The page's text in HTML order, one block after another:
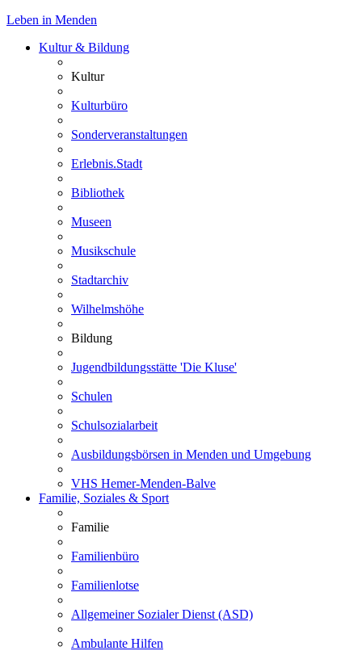
Leben in Menden
Kultur & Bildung
Kultur
Kulturbüro
Sonderveranstaltungen
Erlebnis.Stadt
Bibliothek
Museen
Musikschule
Stadtarchiv
Wilhelmshöhe
Bildung
Jugendbildungsstätte 'Die Kluse'
Schulen
Schulsozialarbeit
Ausbildungsbörsen in Menden und Umgebung
VHS Hemer-Menden-Balve
Familie, Soziales & Sport
Familie
Familienbüro
Familienlotse
Allgemeiner Sozialer Dienst (ASD)
Ambulante Hilfen